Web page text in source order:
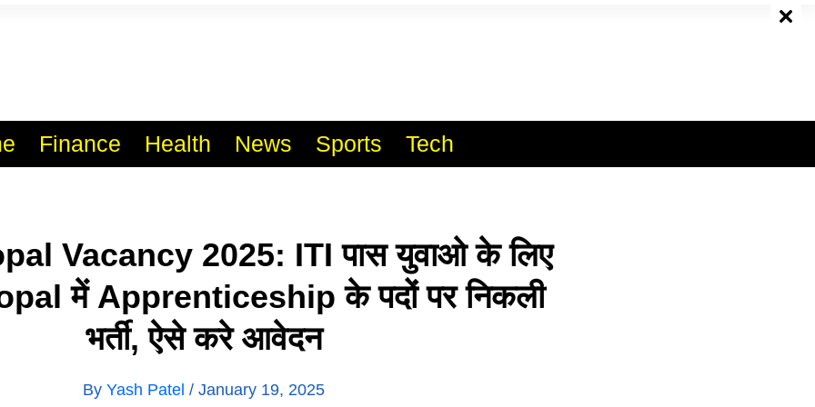
Finance Health News Sports Tech
Vacancy 2025: ITI पास युवाओ के लिए
में Apprenticeship के पदों पर निकली
भर्ती, ऐसे करे आवेदन
By Yash Patel / January 19, 2025